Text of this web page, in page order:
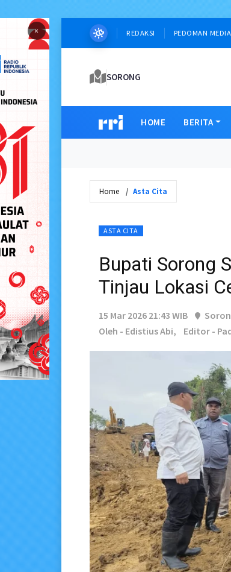
× REDAKSI PEDOMAN
SORONG
HOME BERITA
Home Asta Cita
ASTA CITA
Bupati Sorong
Tinjau Lokasi
15 Mar 2026 21:43 WIB
Oleh - Edistius Abi,
Editor -